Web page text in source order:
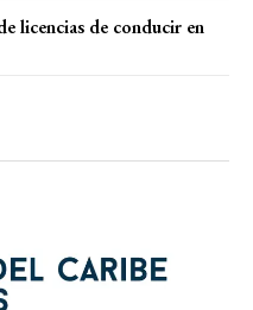
licencias de conducir en